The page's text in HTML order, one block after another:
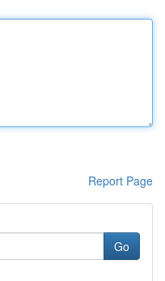
Report Page
Go